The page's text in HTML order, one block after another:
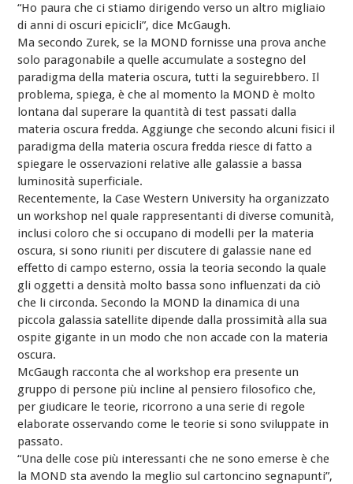
“Ho paura che ci stiamo dirigendo verso un altro migliaio
di anni di oscuri epicicli”, dice McGaugh.
Ma secondo Zurek, se la MOND fornisse una prova anche
solo paragonabile a quelle accumulate a sostegno del
paradigma della materia oscura, tutti la seguirebbero. Il
problema, spiega, è che al momento la MOND è molto
lontana dal superare la quantità di test passati dalla
materia oscura fredda. Aggiunge che secondo alcuni fisici il
paradigma della materia oscura fredda riesce di fatto a
spiegare le osservazioni relative alle galassie a bassa
luminosità superficiale.
Recentemente, la Case Western University ha organizzato
un workshop nel quale rappresentanti di diverse comunità,
inclusi coloro che si occupano di modelli per la materia
oscura, si sono riuniti per discutere di galassie nane ed
effetto di campo esterno, ossia la teoria secondo la quale
gli oggetti a densità molto bassa sono influenzati da ciò
che li circonda. Secondo la MOND la dinamica di una
piccola galassia satellite dipende dalla prossimità alla sua
ospite gigante in un modo che non accade con la materia
oscura.
McGaugh racconta che al workshop era presente un
gruppo di persone più incline al pensiero filosofico che,
per giudicare le teorie, ricorrono a una serie di regole
elaborate osservando come le teorie si sono sviluppate in
passato.
“Una delle cose più interessanti che ne sono emerse è che
la MOND sta avendo la meglio sul cartoncino segnapunti”,